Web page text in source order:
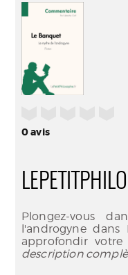
0avis
Plongez-vous
l'androgyne
approfondir
description